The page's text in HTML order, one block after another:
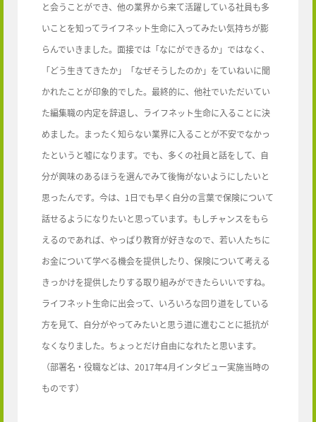
と会うことができ、他の業界から来て活躍している社員も多
いことを知ってライフネット生命に入ってみたい気持ちが膨
らんでいきました。面接では「なにができるか」ではなく、
「どう生きてきたか」「なぜそうしたのか」をていねいに聞
かれたことが印象的でした。最終的に、他社でいただいてい
た編集職の内定を辞退し、ライフネット生命に入ることに決
めました。まったく知らない業界に入ることが不安でなかっ
たというと嘘になります。でも、多くの社員と話をして、自
分が興味のあるほうを選んでみて後悔がないようにしたいと
思ったんです。今は、1日でも早く自分の言葉で保険について
話せるようになりたいと思っています。もしチャンスをもら
えるのであれば、やっぱり教育が好きなので、若い人たちに
お金について学べる機会を提供したり、保険について考える
きっかけを提供したりする取り組みができたらいいですね。
ライフネット生命に出会って、いろいろな回り道をしている
方を見て、自分がやってみたいと思う道に進むことに抵抗が
なくなりました。ちょっとだけ自由になれたと思います。
（部署名・役職などは、2017年4月インタビュー実施当時の
ものです）